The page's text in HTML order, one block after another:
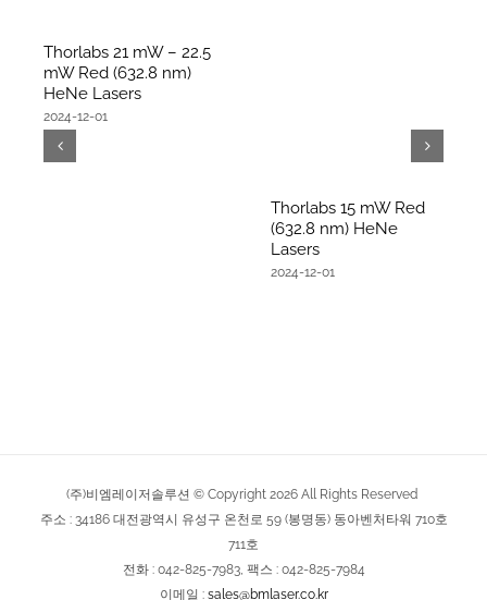
Thorlabs 21 mW – 22.5
mW Red (632.8 nm)
HeNe Lasers
2024-12-01
Thorlabs 15 mW Red
(632.8 nm) HeNe
Lasers
2024-12-01
(주)비엠레이저솔루션 © Copyright 2026 All Rights Reserved
주소 : 34186 대전광역시 유성구 온천로 59 (봉명동) 동아벤처타워 710호
711호
전화 : 042-825-7983, 팩스 : 042-825-7984
이메일 : sales@bmlaser.co.kr